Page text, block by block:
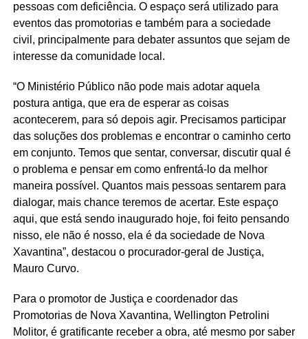
pessoas com deficiência. O espaço será utilizado para
eventos das promotorias e também para a sociedade
civil, principalmente para debater assuntos que sejam de
interesse da comunidade local.
“O Ministério Público não pode mais adotar aquela
postura antiga, que era de esperar as coisas
acontecerem, para só depois agir. Precisamos participar
das soluções dos problemas e encontrar o caminho certo
em conjunto. Temos que sentar, conversar, discutir qual é
o problema e pensar em como enfrentá-lo da melhor
maneira possível. Quantos mais pessoas sentarem para
dialogar, mais chance teremos de acertar. Este espaço
aqui, que está sendo inaugurado hoje, foi feito pensando
nisso, ele não é nosso, ela é da sociedade de Nova
Xavantina”, destacou o procurador-geral de Justiça,
Mauro Curvo.
Para o promotor de Justiça e coordenador das
Promotorias de Nova Xavantina, Wellington Petrolini
Molitor, é gratificante receber a obra, até mesmo por saber